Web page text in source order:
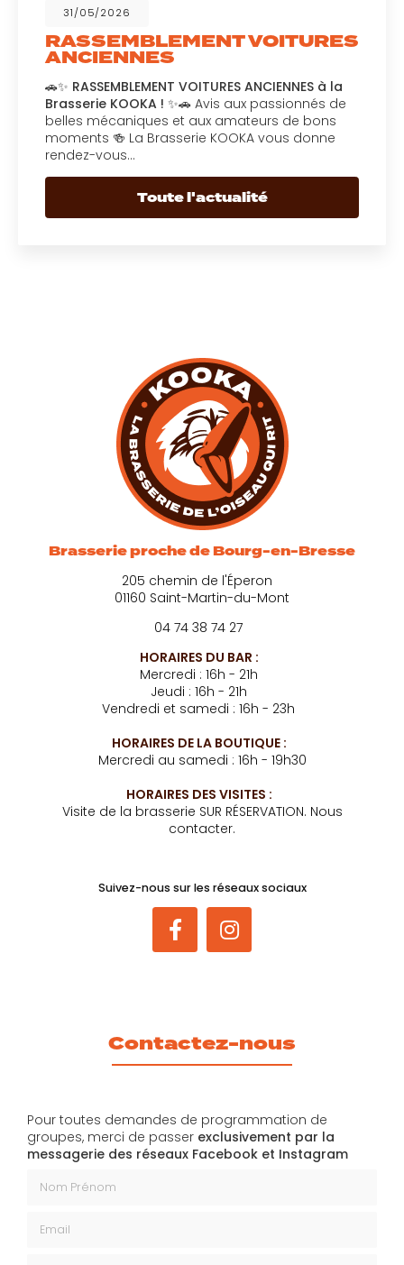
31/05/2026
RASSEMBLEMENT VOITURES
ANCIENNES
🚗✨ RASSEMBLEMENT VOITURES ANCIENNES à la
Brasserie KOOKA ! ✨🚗 Avis aux passionnés de
belles mécaniques et aux amateurs de bons
moments 🍻 La Brasserie KOOKA vous donne
rendez-vous…
Toute l'actualité
Brasserie proche de Bourg-en-Bresse
205 chemin de l'Éperon
01160 Saint-Martin-du-Mont
04 74 38 74 27
HORAIRES DU BAR :
Mercredi : 16h - 21h
Jeudi : 16h - 21h
Vendredi et samedi : 16h - 23h
HORAIRES DE LA BOUTIQUE :
Mercredi au samedi : 16h - 19h30
HORAIRES DES VISITES :
Visite de la brasserie SUR RÉSERVATION. Nous
contacter.
Suivez-nous sur les réseaux sociaux
Contactez-nous
Pour toutes demandes de programmation de
groupes, merci de passer exclusivement par la
messagerie des réseaux Facebook et Instagram